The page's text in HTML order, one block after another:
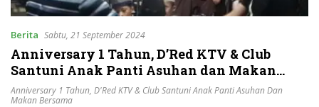
Berita Sabtu, 21 September 2024
Anniversary 1 Tahun, D’Red KTV & Club
Santuni Anak Panti Asuhan dan Makan
Bersama
Anniversary 1 Tahun, D'Red KTV & Club Santuni Anak Panti Asuhan Dan
Makan Bersama